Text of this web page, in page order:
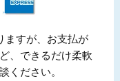
ますが、お支払が
、できるだけ柔軟
ください。